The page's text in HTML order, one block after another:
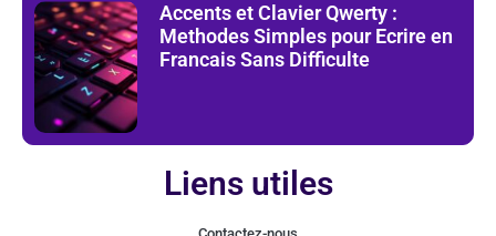
Accents et Clavier Qwerty :
Methodes Simples pour Ecrire en
Francais Sans Difficulte
Liens utiles